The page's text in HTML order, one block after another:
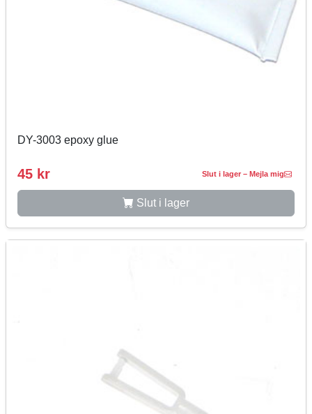
DY-3003 epoxy glue
45 kr Slut i lager – Mejla mig
Slut i lager